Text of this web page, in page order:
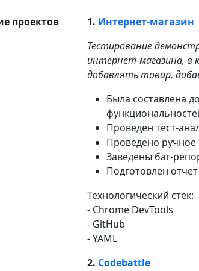
проектов 1. Интернет-магазин
Тестирование
интернет-магазина,
добавлять товар,
Была составлена
Проведен тест-
Проведено ручное
Заведены баг-
Подготовлен
Технологический стек:
- Chrome DevTools
- GitHub
- YAML
2. Codebattle